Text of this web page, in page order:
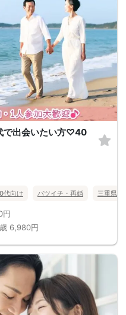
で出会いたい方♡40
代向け バツイチ・再婚 三重県
円
6,980円